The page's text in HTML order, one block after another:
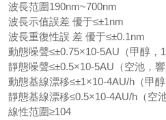
波長范圍190nm~700nm
波長示值誤差 優于≤±1nm
波長重復性誤 差 優于≤±0.1nm
動態噪聲≤±0.75×10-5AU（甲醇，
靜態噪聲≤±0.5×10-5AU（空池，
動態基線漂移≤±1×10-4AU/h（甲
靜態基線漂移≤0.5×10-4AU/h（空
線性范圍≥104